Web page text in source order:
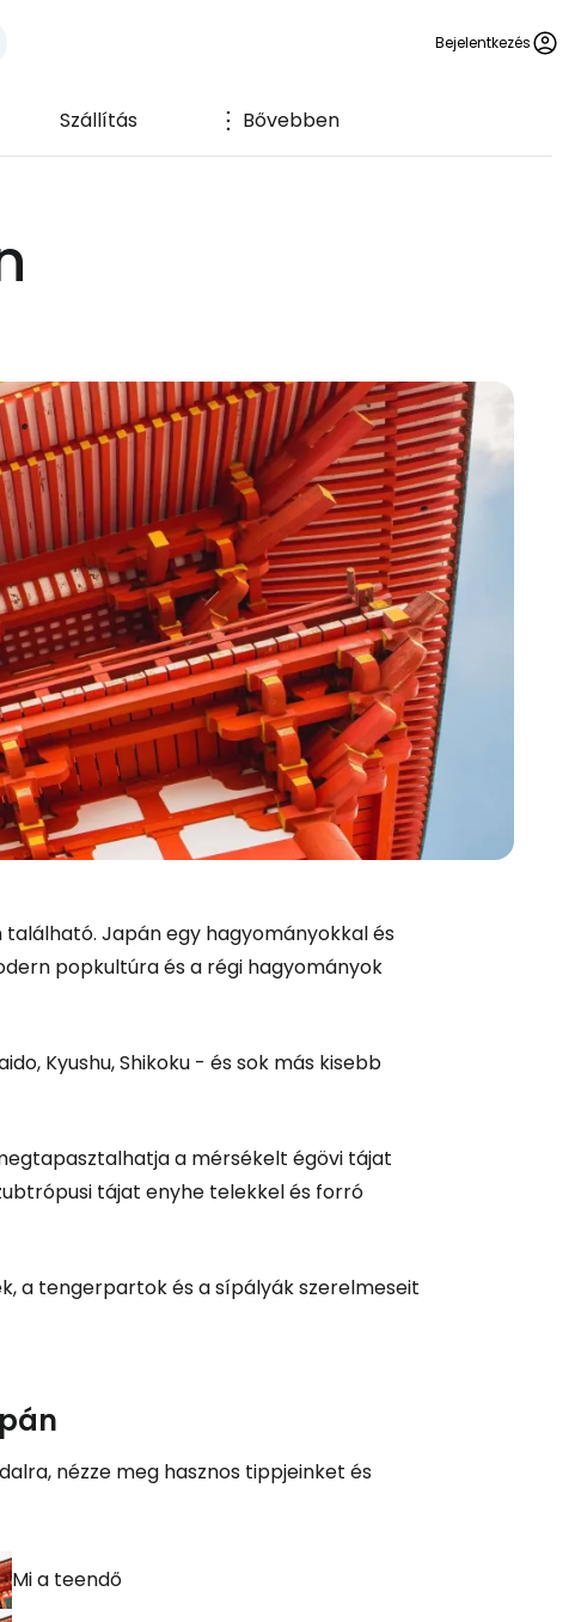
Bejelentkezés
Szállítás Bővebben
található. Japán egy hagyományokkal és
popkultúra és a régi hagyományok
Kyushu, Shikoku - és sok más kisebb
a mérsékelt égövi tájat
tájat enyhe telekkel és forró
a tengerpartok és a sípályák szerelmeseit
nézze meg hasznos tippjeinket és
Mi a teendő
a Cestee-be